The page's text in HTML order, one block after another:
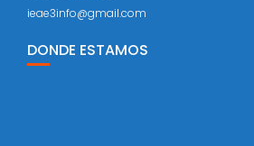
ieae3info@gmail.com
DONDE ESTAMOS